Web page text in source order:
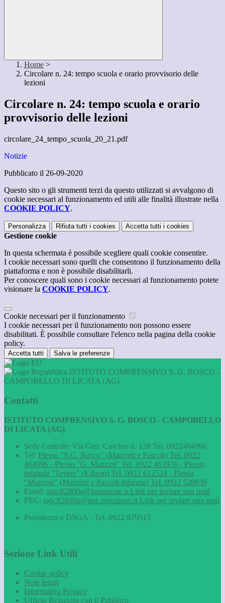
Home >
Circolare n. 24: tempo scuola e orario provvisorio delle
lezioni
Circolare n. 24: tempo scuola e orario
provvisorio delle lezioni
circolare_24_tempo_scuola_20_21.pdf
Notizie
Pubblicato il 26-09-2020
Questo sito o gli strumenti terzi da questo utilizzati si avvalgono di
cookie necessari al funzionamento ed utili alle finalità illustrate nella
COOKIE POLICY.
Personalizza Rifiuta tutti i cookies Accetta tutti i cookies
Gestione cookie
In questa schermata è possibile scegliere quali cookie consentire.
I cookie necessari sono quelli che consentono il funzionamento della
piattaforma e non è possibile disabilitarli.
Per conoscere quali sono i cookie necessari al funzionamento potete
visionare la COOKIE POLICY.
Cookie necessari per il funzionamento
I cookie necessari per il funzionamento non possono essere
disabilitati. È possibile consultare l'elenco nella pagina della cookie
policy.
Accetta tutti Salva le preferenze
ISTITUTO COMPRENSIVO S. G. BOSCO -
CAMPOBELLO DI LICATA (AG)
Contatti
ISTITUTO COMPRENSIVO S. G. BOSCO - CAMPOBELLO
DI LICATA (AG)
Sede Centrale: Via Gen. Cascino n. 128 Tel. 0922464996
Tel: Plesso "S.G. Bosco" (Marconi e Pascoli) Tel. 0922
464996 - Plesso "G. Mazzini" Tel. 0922 463976 - Plesso
infanzia "Tevere" (Edison) Tel. 0922 612524 - Plesso
"Marconi" (Marconi e Pascoli infanzia) Tel. 0922 528839
Email: agic82800q@istruzione.it Link per inviare una mail
PEC: agic82800q@pec.istruzione.it Link per inviare una mail
Presidenza e DSGA - Tel. 0922 879515
Sezione Link Utili
Cookie policy
Note legali
Informativa Privacy
Ufficio Relazioni con il Pubblico